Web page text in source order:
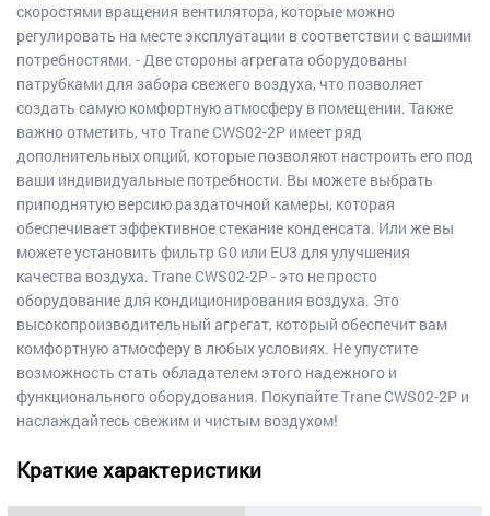
скоростями вращения вентилятора, которые можно
регулировать на месте эксплуатации в соответствии с вашими
потребностями. - Две стороны агрегата оборудованы
патрубками для забора свежего воздуха, что позволяет
создать самую комфортную атмосферу в помещении. Также
важно отметить, что Trane CWS02-2P имеет ряд
дополнительных опций, которые позволяют настроить его под
ваши индивидуальные потребности. Вы можете выбрать
приподнятую версию раздаточной камеры, которая
обеспечивает эффективное стекание конденсата. Или же вы
можете установить фильтр G0 или EU3 для улучшения
качества воздуха. Trane CWS02-2P - это не просто
оборудование для кондиционирования воздуха. Это
высокопроизводительный агрегат, который обеспечит вам
комфортную атмосферу в любых условиях. Не упустите
возможность стать обладателем этого надежного и
функционального оборудования. Покупайте Trane CWS02-2P и
наслаждайтесь свежим и чистым воздухом!
Краткие характеристики